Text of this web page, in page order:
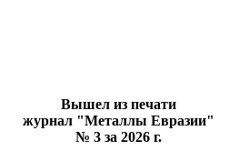
Вышел из печати
журнал "Металлы Евразии"
№ 3 за 2026 г.